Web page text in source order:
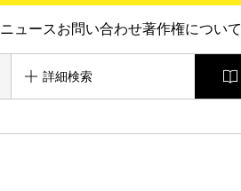
ニュースお問い合わせ著作権について
詳細検索